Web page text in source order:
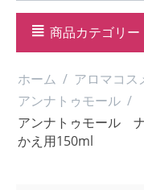
商品カテゴリー
ホーム / アロマコス
アンナトゥモール /
アンナトゥモール
かえ用150ml